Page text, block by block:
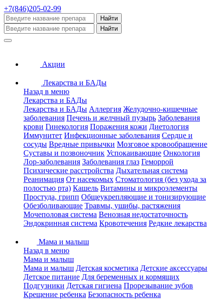
+7(846)205-02-99
Найти
Найти
Акции
Лекарства и БАДы
Назад в меню
Лекарства и БАДы
Лекарства и БАДы Аллергия Желудочно-кишечные
заболевания Печень и желчный пузырь Заболевания
крови Гинекология Поражения кожи Диетология
Иммунитет Инфекционные заболевания Сердце и
сосуды Вредные привычки Мозговое кровообращение
Суставы и позвоночник Успокаивающие Онкология
Лор-заболевания Заболевания глаз Геморрой
Психические расстройства Дыхательная система
Реанимация От насекомых Стоматология (без ухода за
полостью рта) Кашель Витамины и микроэлементы
Простуда, грипп Общеукрепляющие и тонизирующие
Обезболивающие Травмы, ушибы, растяжения
Мочеполовая система Венозная недостаточность
Эндокринная система Кровотечения Редкие лекарства
Мама и малыш
Назад в меню
Мама и малыш
Мама и малыш Детская косметика Детские аксессуары
Детское питание Для беременных и кормящих
Подгузники Детская гигиена Прорезывание зубов
Крещение ребенка Безопасность ребенка